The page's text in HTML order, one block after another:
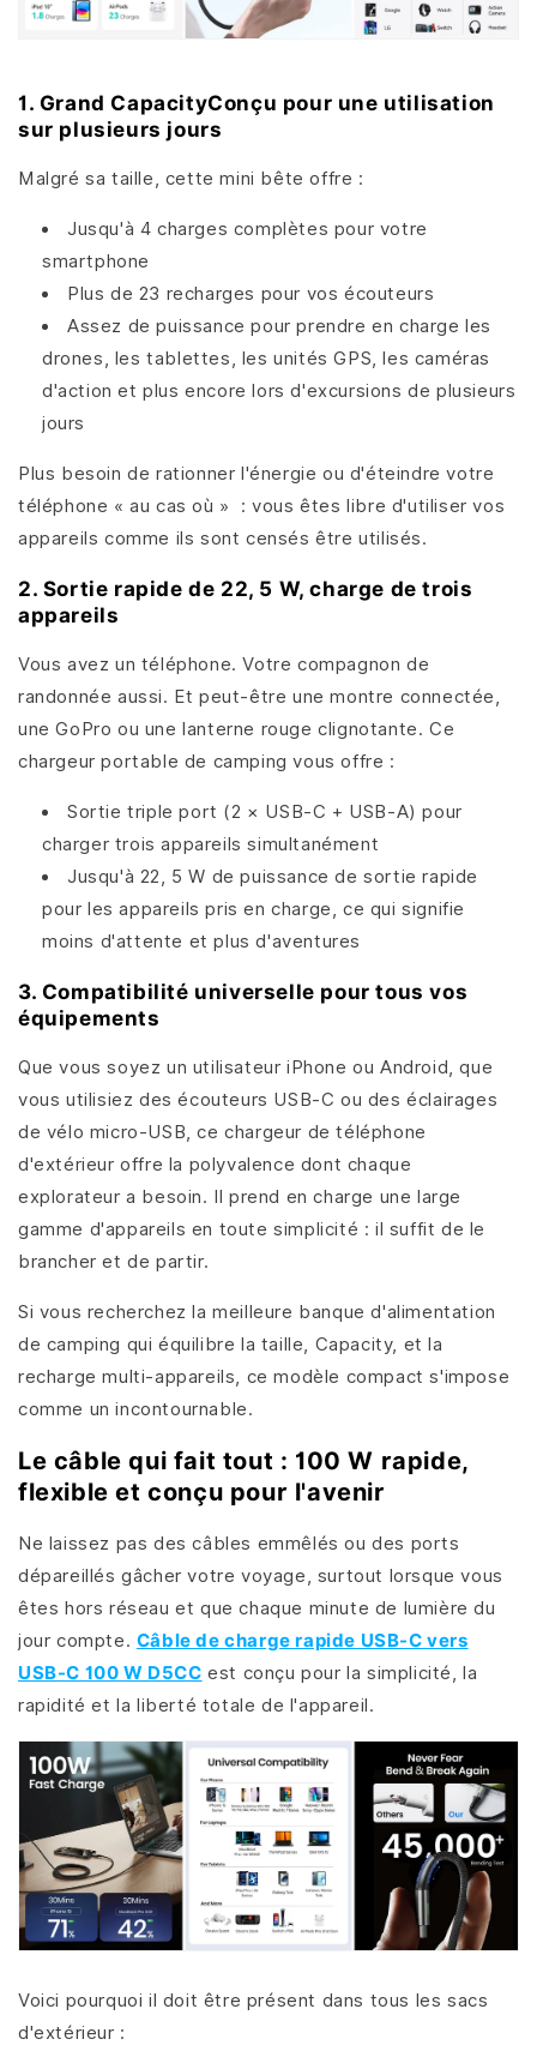
1. Grand CapacityConçu pour une utilisation
sur plusieurs jours
Malgré sa taille, cette mini bête offre :
Jusqu'à 4 charges complètes pour votre
smartphone
Plus de 23 recharges pour vos écouteurs
Assez de puissance pour prendre en charge les
drones, les tablettes, les unités GPS, les caméras
d'action et plus encore lors d'excursions de plusieurs
jours
Plus besoin de rationner l'énergie ou d'éteindre votre
téléphone « au cas où » : vous êtes libre d'utiliser vos
appareils comme ils sont censés être utilisés.
2. Sortie rapide de 22, 5 W, charge de trois
appareils
Vous avez un téléphone. Votre compagnon de
randonnée aussi. Et peut-être une montre connectée,
une GoPro ou une lanterne rouge clignotante. Ce
chargeur portable de camping vous offre :
Sortie triple port (2 × USB-C + USB-A) pour
charger trois appareils simultanément
Jusqu'à 22, 5 W de puissance de sortie rapide
pour les appareils pris en charge, ce qui signifie
moins d'attente et plus d'aventures
3. Compatibilité universelle pour tous vos
équipements
Que vous soyez un utilisateur iPhone ou Android, que
vous utilisiez des écouteurs USB-C ou des éclairages
de vélo micro-USB, ce chargeur de téléphone
d'extérieur offre la polyvalence dont chaque
explorateur a besoin. Il prend en charge une large
gamme d'appareils en toute simplicité : il suffit de le
brancher et de partir.
Si vous recherchez la meilleure banque d'alimentation
de camping qui équilibre la taille, Capacity, et la
recharge multi-appareils, ce modèle compact s'impose
comme un incontournable.
Le câble qui fait tout : 100 W rapide,
flexible et conçu pour l'avenir
Ne laissez pas des câbles emmêlés ou des ports
dépareillés gâcher votre voyage, surtout lorsque vous
êtes hors réseau et que chaque minute de lumière du
jour compte. Câble de charge rapide USB-C vers
USB-C 100 W D5CC est conçu pour la simplicité, la
rapidité et la liberté totale de l'appareil.
Voici pourquoi il doit être présent dans tous les sacs
d'extérieur :